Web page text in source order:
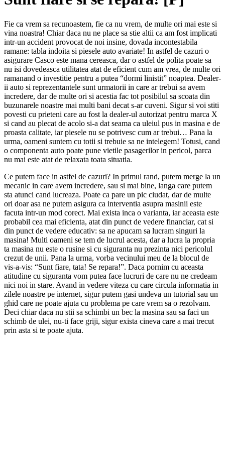
Fie ca vrem sa recunoastem, fie ca nu vrem, de multe ori mai este si
vina noastra! Chiar daca nu ne place sa stie altii ca am fost implicati
intr-un accident provocat de noi insine, dovada incontestabila
ramane: tabla indoita si piesele auto avariate! In astfel de cazuri o
asigurare Casco este mana cereasca, dar o astfel de polita poate sa
nu isi dovedeasca utilitatea atat de eficient cum am vrea, de multe ori
ramanand o investitie pentru a putea “dormi linistit” noaptea. Dealer-
ii auto si reprezentantele sunt urmatorii in care ar trebui sa avem
incredere, dar de multe ori si acestia fac tot posibilul sa scoata din
buzunarele noastre mai multi bani decat s-ar cuveni. Sigur si voi stiti
povesti cu prieteni care au fost la dealer-ul autorizat pentru marca X
si cand au plecat de acolo si-a dat seama ca uleiul pus in masina e de
proasta calitate, iar piesele nu se potrivesc cum ar trebui… Pana la
urma, oameni suntem cu totii si trebuie sa ne intelegem! Totusi, cand
o componenta auto poate pune vietile pasagerilor in pericol, parca
nu mai este atat de relaxata toata situatia.
Ce putem face in astfel de cazuri? In primul rand, putem merge la un
mecanic in care avem incredere, sau si mai bine, langa care putem
sta atunci cand lucreaza. Poate ca pare un pic ciudat, dar de multe
ori doar asa ne putem asigura ca interventia asupra masinii este
facuta intr-un mod corect. Mai exista inca o varianta, iar aceasta este
probabil cea mai eficienta, atat din punct de vedere financiar, cat si
din punct de vedere educativ: sa ne apucam sa lucram singuri la
masina! Multi oameni se tem de lucrul acesta, dar a lucra la propria
ta masina nu este o rusine si cu siguranta nu prezinta nici pericolul
crezut de unii. Pana la urma, vorba vecinului meu de la blocul de
vis-a-vis: “Sunt fiare, tata! Se repara!”. Daca pornim cu aceasta
atitudine cu siguranta vom putea face lucruri de care nu ne credeam
nici noi in stare. Avand in vedere viteza cu care circula informatia in
zilele noastre pe internet, sigur putem gasi undeva un tutorial sau un
ghid care ne poate ajuta cu problema pe care vrem sa o rezolvam.
Deci chiar daca nu stii sa schimbi un bec la masina sau sa faci un
schimb de ulei, nu-ti face griji, sigur exista cineva care a mai trecut
prin asta si te poate ajuta.